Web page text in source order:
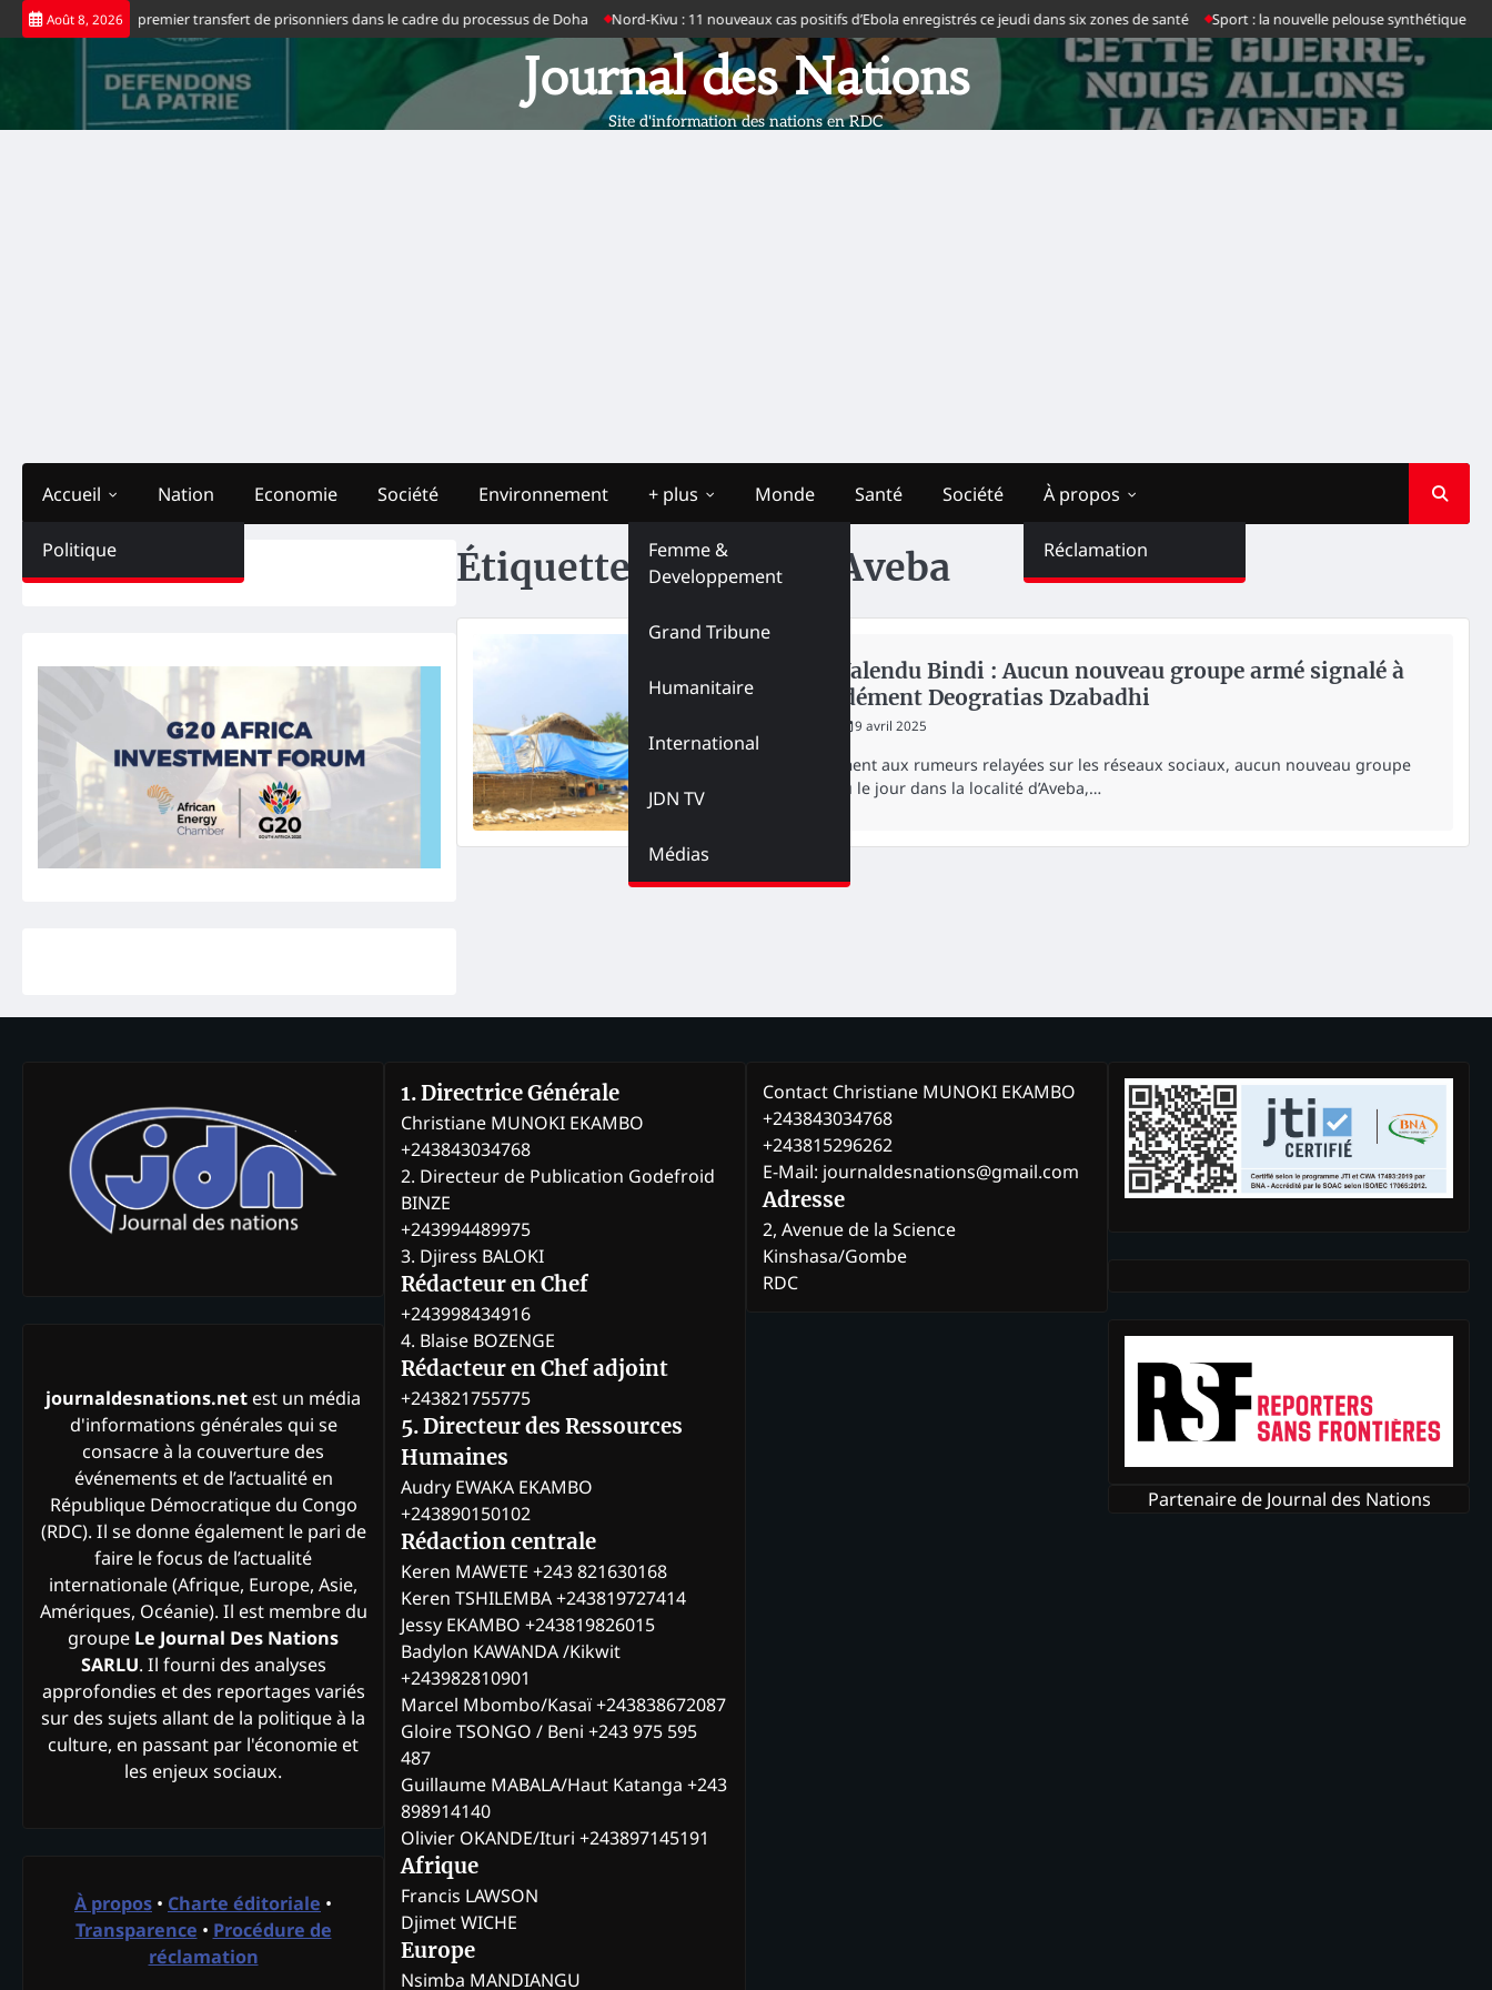
Skip
to
Août 8, 2026
Unis saluent le premier transfert de prisonniers dans le cadre du processus de Doha Nord-Kivu : 11 nouveaux cas positifs d’Ebola enregistrés ce jeudi dans six zones de santé Sport : la nouvelle pelouse synthétique du
Journal des Nations
Site d'information des nations en RDC
Accueil
Politique
Nation Economie Société Environnement + plus
Femme &
Developpement
Grand Tribune
Humanitaire
International
JDN TV
Médias
Monde Santé Société À propos
Réclamation
Étiquette :Village d’Aveba
Ituri-Walendu Bindi : Aucun nouveau groupe armé signalé à
Aveba, dément Deogratias Dzabadhi
9 avril 2025
Contrairement aux rumeurs relayées sur les réseaux sociaux, aucun nouveau groupe
armé n’a vu le jour dans la localité d’Aveba,…
journaldesnations.net est un média
d'informations générales qui se
consacre à la couverture des
événements et de l’actualité en
République Démocratique du Congo
(RDC). Il se donne également le pari de
faire le focus de l’actualité
internationale (Afrique, Europe, Asie,
Amériques, Océanie). Il est membre du
groupe Le Journal Des Nations
SARLU. Il fourni des analyses
approfondies et des reportages variés
sur des sujets allant de la politique à la
culture, en passant par l'économie et
les enjeux sociaux.
À propos • Charte éditoriale •
Transparence • Procédure de
réclamation
1. Directrice Générale
Christiane MUNOKI EKAMBO
+243843034768
2. Directeur de Publication Godefroid
BINZE
+243994489975
3. Djiress BALOKI
Rédacteur en Chef
+243998434916
4. Blaise BOZENGE
Rédacteur en Chef adjoint
+243821755775
5. Directeur des Ressources
Humaines
Audry EWAKA EKAMBO
+243890150102
Rédaction centrale
Keren MAWETE +243 821630168
Keren TSHILEMBA +243819727414
Jessy EKAMBO +243819826015
Badylon KAWANDA /Kikwit
+243982810901
Marcel Mbombo/Kasaï +243838672087
Gloire TSONGO / Beni +243 975 595
487
Guillaume MABALA/Haut Katanga +243
898914140
Olivier OKANDE/Ituri +243897145191
Afrique
Francis LAWSON
Djimet WICHE
Europe
Nsimba MANDIANGU
Contact Christiane MUNOKI EKAMBO
+243843034768
+243815296262
E-Mail: journaldesnations@gmail.com
Adresse
2, Avenue de la Science
Kinshasa/Gombe
RDC
Partenaire de Journal des Nations